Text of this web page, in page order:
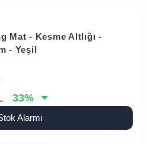
Mat - Kesme Altlığı -
- Yeşil
33%
Alarmı